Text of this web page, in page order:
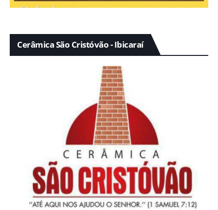
Cerâmica São Cristóvão - Ibicaraí